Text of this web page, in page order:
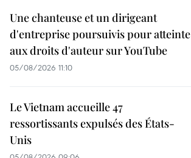
Une chanteuse et un dirigeant
d'entreprise poursuivis pour atteinte
aux droits d'auteur sur YouTube
05/08/2026 11:10
Le Vietnam accueille 47
ressortissants expulsés des États-
Unis